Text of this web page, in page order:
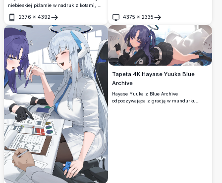
niebieskiej piżamie w nadruk z kotami, z
białą wstążką. Wysokorozdzielcza tapeta
anime z miękkim oświetleniem i
marzycielskim fioletowym tłem.
2376 × 4392
Otwórz
4375 × 2335
Otwórz
Tapeta 4K Hayase Yuuka Blue
Archive
Hayase Yuuka z Blue Archive
odpoczywająca z gracją w mundurku